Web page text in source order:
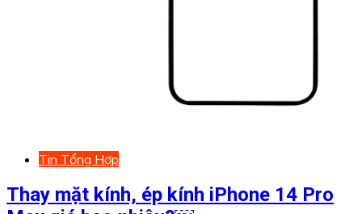
Tin Tổng Hợp
Thay mặt kính, ép kính iPhone 14 Pro